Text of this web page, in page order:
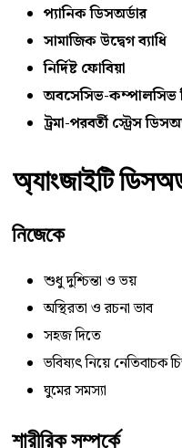
প্যানিক ডিসঅর্ডার
সামাজিক উদ্বেগ ব্যাধি
নির্দিষ্ট ফোবিয়া
অবসেসিভ-কম্পালসিভ
ট্রমা-পরবর্তী স্ট্রেস
অ্যাংজাইটি
নিজেকে
শুধু দুশ্চিন্তা ও ভয়
অস্থিরতা ও রচনা ভাব
সহজ দিতে
ভবিষ্যৎ নিয়ে নেতিবাচক
ঘুমের সমস্যা
শারীরিক সম্পর্কে